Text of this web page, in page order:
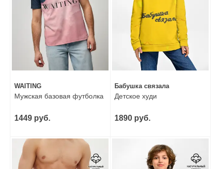
WAITING
Мужская базовая футболка
1449 руб.
Бабушка связала
Детское худи
1890 руб.